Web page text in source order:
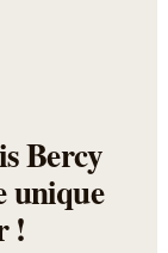
Bercy
unique
!